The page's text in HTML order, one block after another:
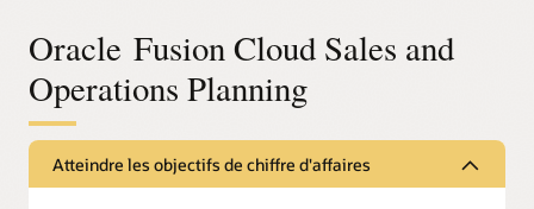
Oracle Fusion Cloud Sales and
Operations Planning
Atteindre les objectifs de chiffre d'affaires